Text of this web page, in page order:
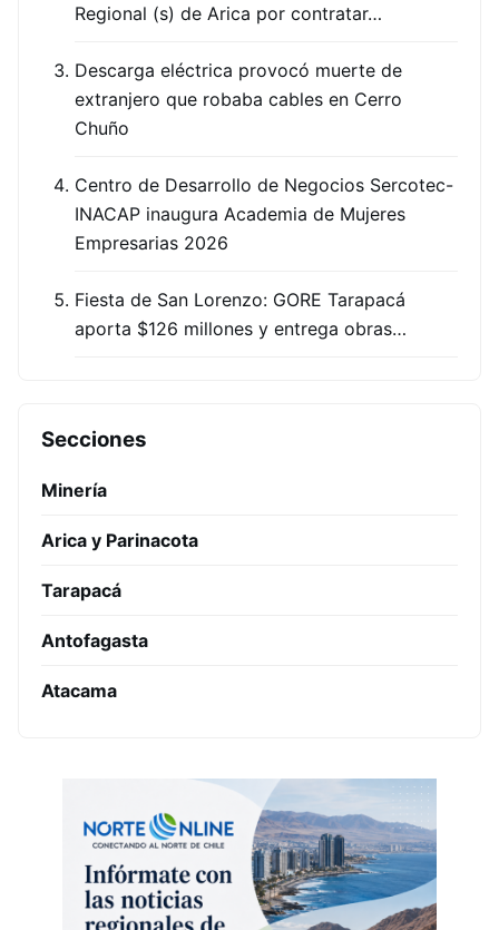
Regional (s) de Arica por contratar…
Descarga eléctrica provocó muerte de
extranjero que robaba cables en Cerro
Chuño
Centro de Desarrollo de Negocios Sercotec-
INACAP inaugura Academia de Mujeres
Empresarias 2026
Fiesta de San Lorenzo: GORE Tarapacá
aporta $126 millones y entrega obras…
Secciones
Minería
Arica y Parinacota
Tarapacá
Antofagasta
Atacama